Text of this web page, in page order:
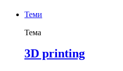
Теми
Тема
3D printing